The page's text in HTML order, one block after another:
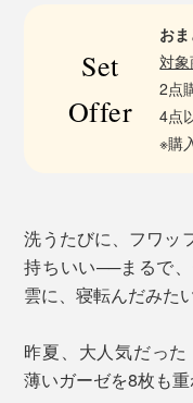
Set
Offer
お
対
2点
4点
※購
洗うたびに、フワッ
持ちいい──まるで
雲に、寝転んだみたい
昨夏、大人気だった
薄いガーゼを8枚も